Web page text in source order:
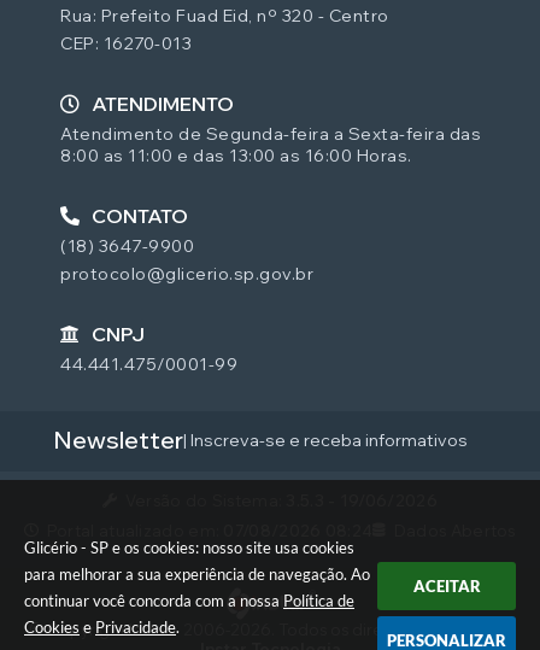
Glicério - SP e os cookies: nosso site usa cookies
para melhorar a sua experiência de navegação. Ao
continuar você concorda com a nossa Política de
Cookies e Privacidade.
ACEITAR
PERSONALIZAR
Rua: Prefeito Fuad Eid, nº 320 - Centro
CEP: 16270-013
CONTATO
(18) 3647-9900
protocolo@glicerio.sp.gov.br
ATENDIMENTO
Atendimento de Segunda-feira a Sexta-feira das
8:00 as 11:00 e das 13:00 as 16:00 Horas.
CNPJ
44.441.475/0001-99
Newsletter| Inscreva-se e receba informativos
© Copyright Instar - 2006-2026. Todos os direitos reservados -